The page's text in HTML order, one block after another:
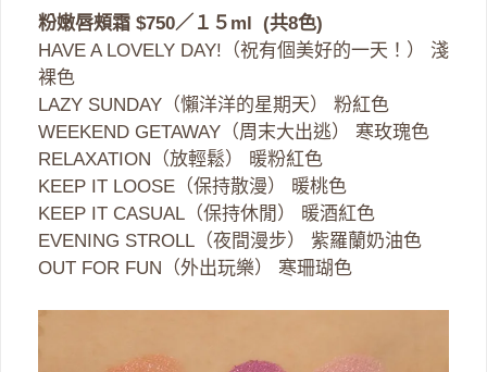
粉嫩唇頰霜 $750／１５ml (共8色)
HAVE A LOVELY DAY!（祝有個美好的一天！） 淺
裸色
LAZY SUNDAY（懶洋洋的星期天） 粉紅色
WEEKEND GETAWAY（周末大出逃） 寒玫瑰色
RELAXATION（放輕鬆） 暖粉紅色
KEEP IT LOOSE（保持散漫） 暖桃色
KEEP IT CASUAL（保持休閒） 暖酒紅色
EVENING STROLL（夜間漫步） 紫羅蘭奶油色
OUT FOR FUN（外出玩樂） 寒珊瑚色